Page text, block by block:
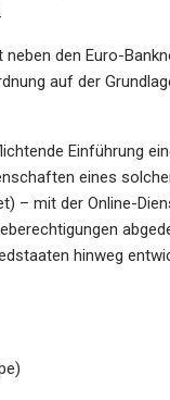
den Euro-
auf der
Einführung
eines
– mit der Online-
hinweg